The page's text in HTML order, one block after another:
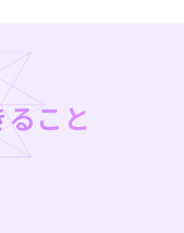
こと